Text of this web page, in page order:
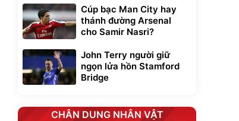
Cúp bạc Man City hay
thánh đường Arsenal
cho Samir Nasri?
John Terry người giữ
ngọn lửa hồn Stamford
Bridge
CHÂN DUNG NHÂN VẬT